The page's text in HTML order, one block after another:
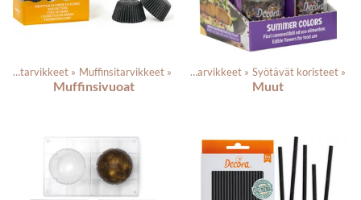
Leivontatarvikkeet ‪» Muffinsitarvikkeet ‪»
Muffinsivuoat
Tuotteet ‪» Elintarvikkeet ‪» Syötävät koristeet ‪»
Muut